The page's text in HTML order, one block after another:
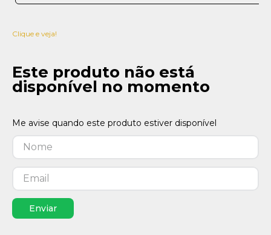
Clique e veja!
Este produto não está
disponível no momento
Enviar